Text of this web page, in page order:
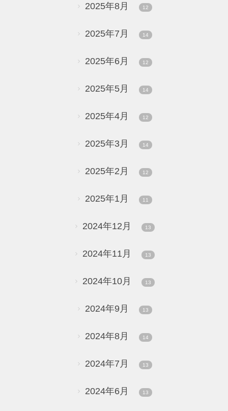
2025年8月 12
2025年7月 14
2025年6月 12
2025年5月 14
2025年4月 12
2025年3月 14
2025年2月 12
2025年1月 11
2024年12月 13
2024年11月 13
2024年10月 13
2024年9月 13
2024年8月 14
2024年7月 13
2024年6月 13